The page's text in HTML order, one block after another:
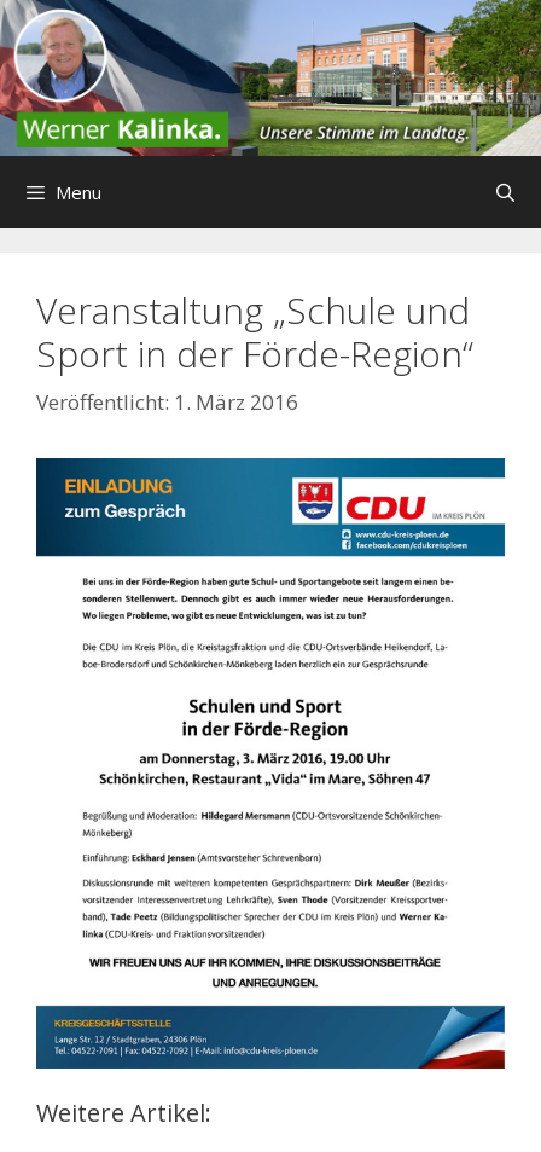
Zum
Inhalt
springen
Menu
Veranstaltung „Schule und
Sport in der Förde-Region“
1. März 2016
Weitere Artikel: